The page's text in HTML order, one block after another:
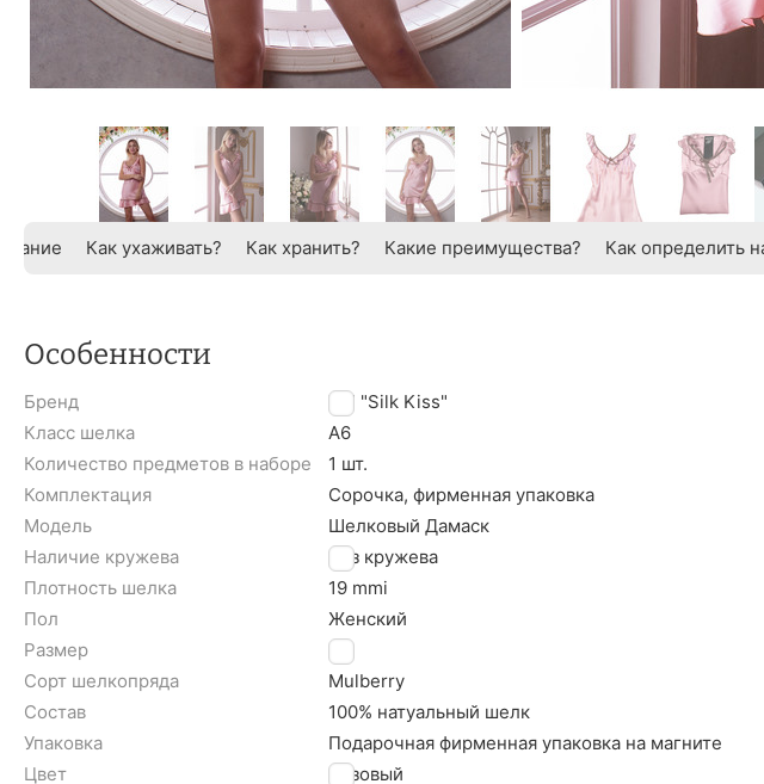
Как ухаживать? Как хранить? Какие преимущества? Как определить
Особенности
Бренд
TM "Silk Kiss"
Класс шелка
A6
Количество предметов в наборе
1 шт.
Комплектация
Сорочка, фирменная упаковка
Модель
Шелковый Дамаск
Наличие кружева
Без кружева
Плотность шелка
19 mmi
Пол
Женский
Размер
S
Сорт шелкопряда
Mulberry
Состав
100% натуальный шелк
Упаковка
Подарочная фирменная упаковка на магните
Цвет
Розовый